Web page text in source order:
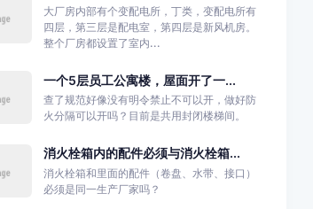
大厂房内部有个变配电所，丁类，变配电所有
四层，第三层是配电室，第四层是新风机房。
整个厂房都设置了室内...
一个5层员工公寓楼，屋面开了一...
查了规范好像没有明令禁止不可以开，做好防
火分隔可以开吗？目前是共用封闭楼梯间。
消火栓箱内的配件必须与消火栓箱...
消火栓箱和里面的配件（卷盘、水带、接口）
必须是同一生产厂家吗？